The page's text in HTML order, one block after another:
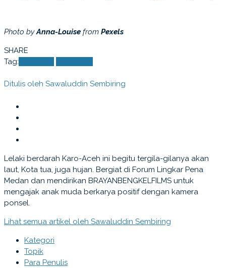
Photo byAnna-Louise from Pexels
SHARE
Tag:
Ditulis oleh Sawaluddin Sembiring
Lelaki berdarah Karo-Aceh ini begitu tergila-gilanya akan
laut, Kota tua, juga hujan. Bergiat di Forum Lingkar Pena
Medan dan mendirikan BRAYANBENGKELFILMS untuk
mengajak anak muda berkarya positif dengan kamera
ponsel.
Lihat semua artikel oleh Sawaluddin Sembiring
Kategori
Topik
Para Penulis